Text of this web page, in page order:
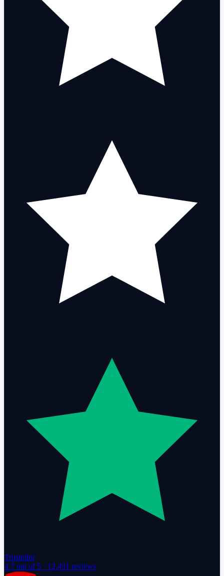
Trustpilot
4.7 out of 5 · 12,431 reviews